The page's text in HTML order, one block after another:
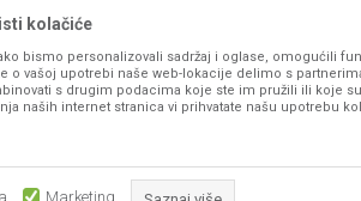
Kako kupiti
Isporuka
Načini plaćanja
Reklamacije
kolačiće
bismo personalizovali sadržaj i oglase, omogućili
o vašoj upotrebi naše web-lokacije delimo s
s drugim podacima koje ste im pružili ili koje
naših internet stranica vi prihvatate našu upotrebu
Marketing